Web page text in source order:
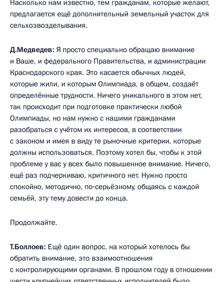
Насколько нам известно, тем гражданам, которые желают,
предлагается ещё дополнительный земельный участок для
сельхозвозделывания.
Д.Медведев: Я просто специально обращаю внимание
и Ваше, и федерального Правительства, и администрации
Краснодарского края. Это касается обычных людей,
которые жили, и которым Олимпиада, в общем, создаёт
определённые трудности. Ничего уникального в этом нет,
так происходит при подготовке практически любой
Олимпиады, но нам нужно с нашими гражданами
разобраться с учётом их интересов, в соответствии
с законом и имея в виду те рыночные критерии, которые
должны использоваться. Поэтому хотел бы, чтобы к этой
проблеме у вас у всех было повышенное внимание. Ничего,
ещё раз подчеркиваю, критичного нет. Нужно просто
спокойно, методично, по‑серьёзному, общаясь с каждой
семьёй, эту тему довести до конца.
Продолжайте.
Т.Боллоев: Ещё один вопрос, на который хотелось бы
обратить внимание, это взаимоотношения
с контролирующими органами. В прошлом году в отношении